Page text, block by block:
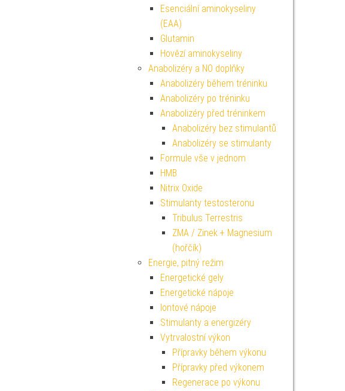
Esenciální aminokyseliny
(EAA)
Glutamin
Hovězí aminokyseliny
Anabolizéry a NO doplňky
Anabolizéry během tréninku
Anabolizéry po tréninku
Anabolizéry před tréninkem
Anabolizéry bez stimulantů
Anabolizéry se stimulanty
Formule vše v jednom
HMB
Nitrix Oxide
Stimulanty testosteronu
Tribulus Terrestris
ZMA / Zinek + Magnesium
(hořčík)
Energie, pitný režim
Energetické gely
Energetické nápoje
Iontové nápoje
Stimulanty a energizéry
Vytrvalostní výkon
Přípravky během výkonu
Přípravky před výkonem
Regenerace po výkonu